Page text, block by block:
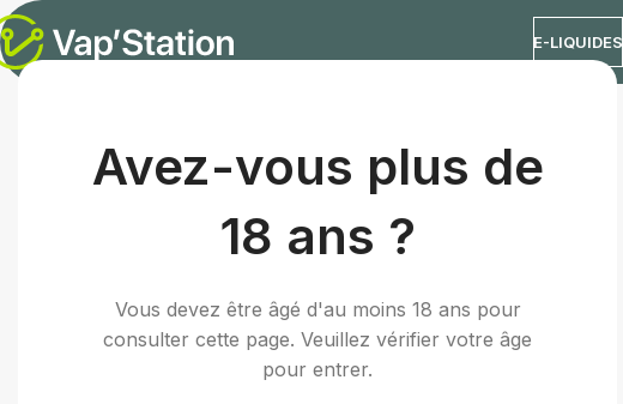
Avez-vous plus de
18 ans ?
Vous devez être âgé d'au moins 18 ans pour
consulter cette page. Veuillez vérifier votre âge
pour entrer.
E-LIQUIDES
/E-liquides 555 | 50mL